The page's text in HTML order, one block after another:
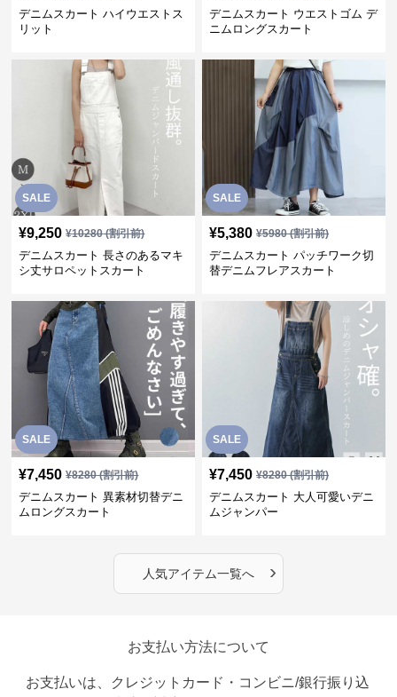
デニムスカート ハイウエストス
リット
デニムスカート ウエストゴム デ
ニムロングスカート
SALE
¥9,250 ¥10280(割引前)
デニムスカート 長さのあるマキ
シ丈サロペットスカート
SALE
¥5,380 ¥5980(割引前)
デニムスカート パッチワーク切
替デニムフレアスカート
SALE
¥7,450 ¥8280(割引前)
デニムスカート 異素材切替デニ
ムロングスカート
SALE
¥7,450 ¥8280(割引前)
デニムスカート 大人可愛いデニ
ムジャンパー
人気アイテム一覧へ ›
お支払い方法について
お支払いは、クレジットカード・コンビニ/銀行振り込